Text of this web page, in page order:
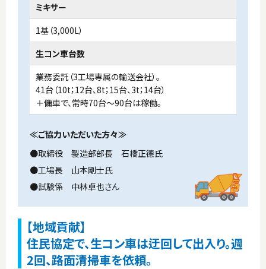
ミキサー
1基（3,000L）
生コン車台数
業務委託（3工場専属の輸送会社）。
41台（10t；12台、8t；15台、3t；14台）
＋傭車で、常時70台〜90台は稼働。
≪ご協力いただいた方々≫
●取締役 製造部部長 石橋正德氏
●工場長 山本剛士氏
●試験係 中林卓也さん
【地域貢献】
住民協定で、生コン車は迂回して出入り。週
2回、路面清掃車を依頼。